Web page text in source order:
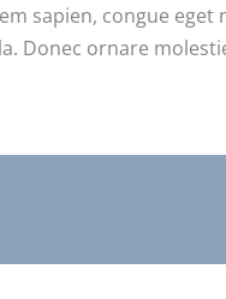
sapien, congue
Donec ornare